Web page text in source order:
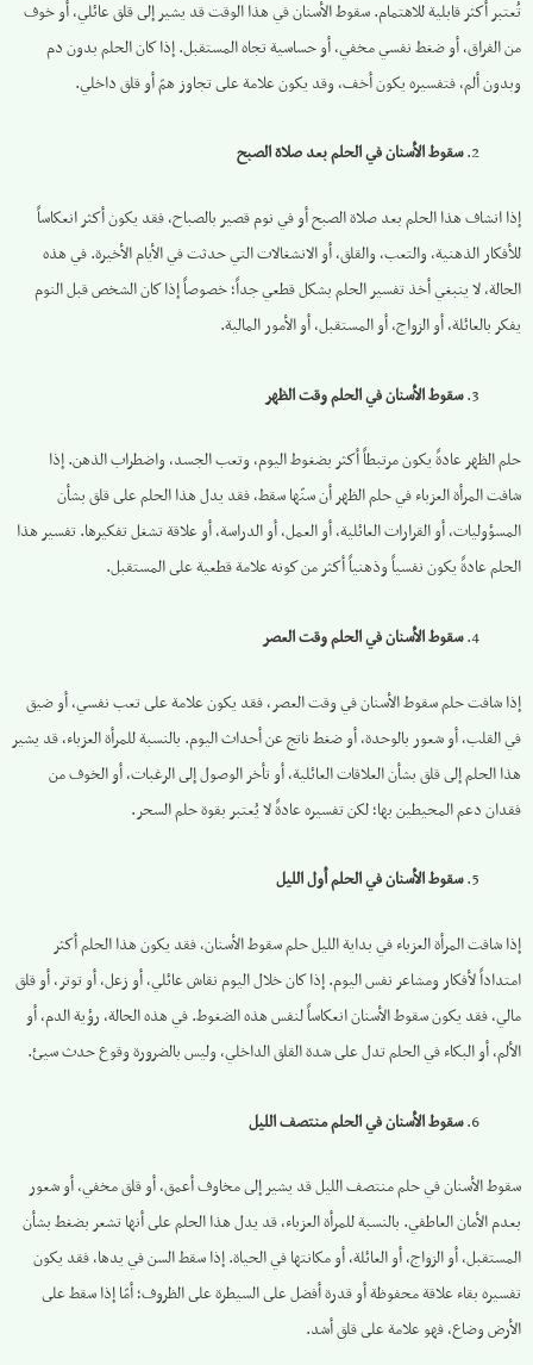
تُعتبر أكثر قابلية للاهتمام. سقوط الأسنان في هذا الوقت قد يشير إلى قلق عائلي، أو خوف
من الفراق، أو ضغط نفسي مخفي، أو حساسية تجاه المستقبل. إذا كان الحلم بدون دم
وبدون ألم، فتفسيره يكون أخف، وقد يكون علامة على تجاوز همّ أو قلق داخلي.
سقوط الأسنان في الحلم بعد صلاة الصبح
إذا انشاف هذا الحلم بعد صلاة الصبح أو في نوم قصير بالصباح، فقد يكون أكثر انعكاساً
للأفكار الذهنية، والتعب، والقلق، أو الانشغالات التي حدثت في الأيام الأخيرة. في هذه
الحالة، لا ينبغي أخذ تفسير الحلم بشكل قطعي جداً؛ خصوصاً إذا كان الشخص قبل النوم
يفكر بالعائلة، أو الزواج، أو المستقبل، أو الأمور المالية.
سقوط الأسنان في الحلم وقت الظهر
حلم الظهر عادةً يكون مرتبطاً أكثر بضغوط اليوم، وتعب الجسد، واضطراب الذهن. إذا
شافت المرأة العزباء في حلم الظهر أن سنّها سقط، فقد يدل هذا الحلم على قلق بشأن
المسؤوليات، أو القرارات العائلية، أو العمل، أو الدراسة، أو علاقة تشغل تفكيرها. تفسير هذا
الحلم عادةً يكون نفسياً وذهنياً أكثر من كونه علامة قطعية على المستقبل.
سقوط الأسنان في الحلم وقت العصر
إذا شافت حلم سقوط الأسنان في وقت العصر، فقد يكون علامة على تعب نفسي، أو ضيق
في القلب، أو شعور بالوحدة، أو ضغط ناتج عن أحداث اليوم. بالنسبة للمرأة العزباء، قد يشير
هذا الحلم إلى قلق بشأن العلاقات العائلية، أو تأخر الوصول إلى الرغبات، أو الخوف من
فقدان دعم المحيطين بها؛ لكن تفسيره عادةً لا يُعتبر بقوة حلم السحر.
سقوط الأسنان في الحلم أول الليل
إذا شافت المرأة العزباء في بداية الليل حلم سقوط الأسنان، فقد يكون هذا الحلم أكثر
امتداداً لأفكار ومشاعر نفس اليوم. إذا كان خلال اليوم نقاش عائلي، أو زعل، أو توتر، أو قلق
مالي، فقد يكون سقوط الأسنان انعكاساً لنفس هذه الضغوط. في هذه الحالة، رؤية الدم، أو
الألم، أو البكاء في الحلم تدل على شدة القلق الداخلي، وليس بالضرورة وقوع حدث سيئ.
سقوط الأسنان في الحلم منتصف الليل
سقوط الأسنان في حلم منتصف الليل قد يشير إلى مخاوف أعمق، أو قلق مخفي، أو شعور
بعدم الأمان العاطفي. بالنسبة للمرأة العزباء، قد يدل هذا الحلم على أنها تشعر بضغط بشأن
المستقبل، أو الزواج، أو العائلة، أو مكانتها في الحياة. إذا سقط السن في يدها، فقد يكون
تفسيره بقاء علاقة محفوظة أو قدرة أفضل على السيطرة على الظروف؛ أمّا إذا سقط على
الأرض وضاع، فهو علامة على قلق أشد.